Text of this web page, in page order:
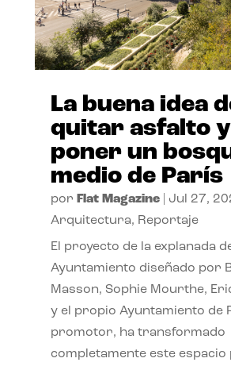
La buena idea
quitar asfalto y
poner un
medio de París
por Flat Magazine| Jul 27,
Arquitectura, Reportaje
El proyecto de la explanada
Ayuntamiento diseñado por
Masson, Sophie Mourthe,
y el propio Ayuntamiento de
promotor, ha transformado
completamente este espacio